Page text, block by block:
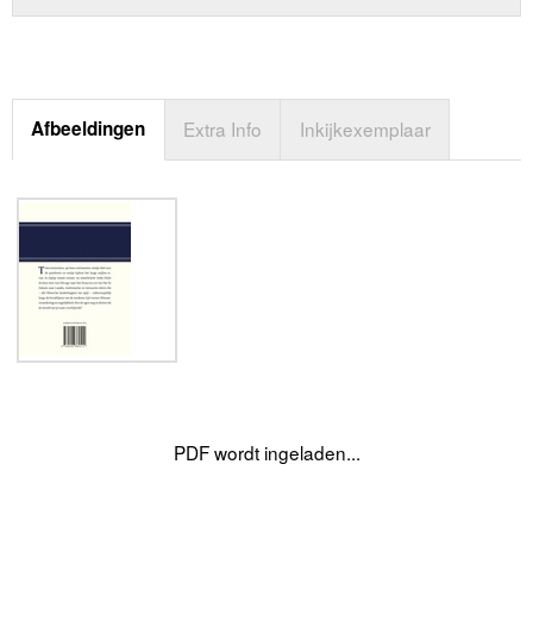
Afbeeldingen Extra Info Inkijkexemplaar
PDF wordt ingeladen...